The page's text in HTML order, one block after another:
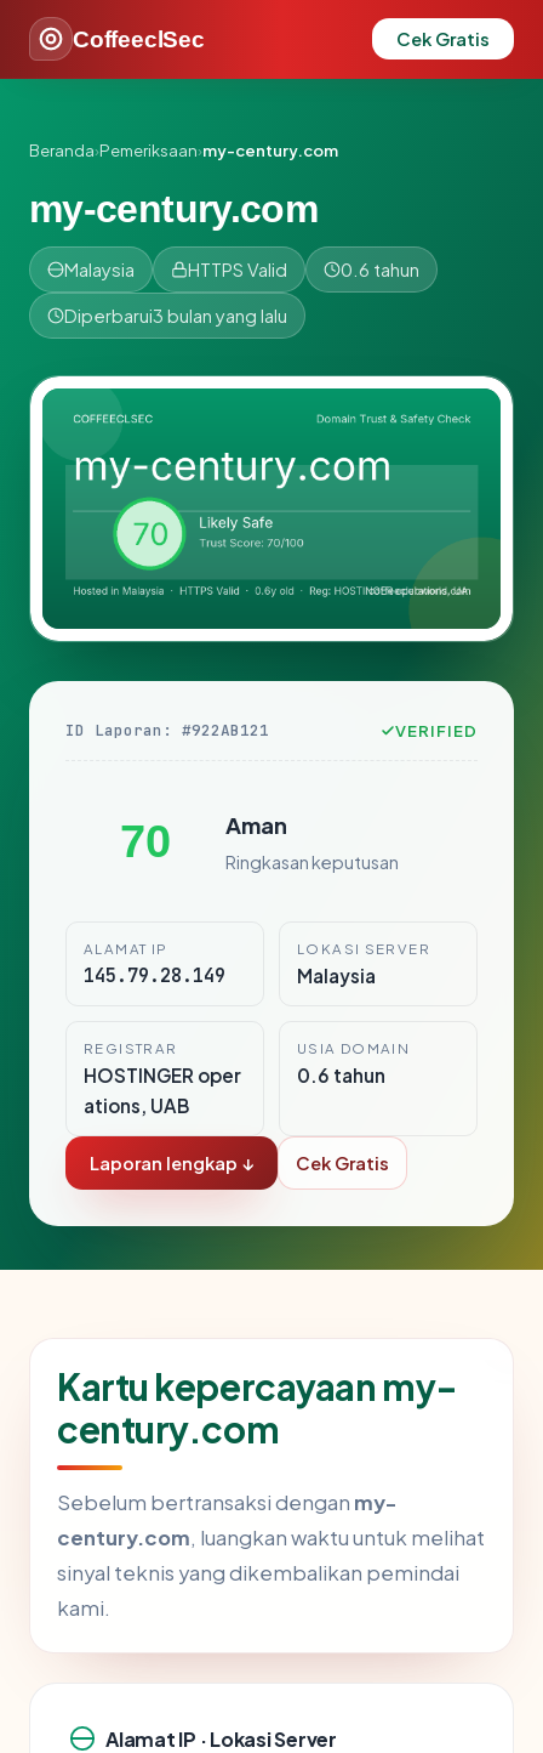
CoffeeclSec Cek Gratis
Beranda›Pemeriksaan›my-century.com
my-century.com
Malaysia HTTPS Valid 0.6 tahun
Diperbarui3 bulan yang lalu
ID Laporan: #922AB121 VERIFIED
70 Aman
Ringkasan keputusan
ALAMAT IP
145.79.28.149
LOKASI SERVER
Malaysia
REGISTRAR
HOSTINGER oper
ations, UAB
USIA DOMAIN
0.6 tahun
Laporan lengkap ↓ Cek Gratis
Kartu kepercayaan my-
century.com
Sebelum bertransaksi dengan my-
century.com, luangkan waktu untuk melihat
sinyal teknis yang dikembalikan pemindai
kami.
Alamat IP · Lokasi Server